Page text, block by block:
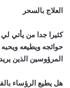
العلاج بالسحر
كثيرا جدا من يأتي
حوائجه ويطيعه
المرؤوسين الذين
هل يطيع الرؤساء